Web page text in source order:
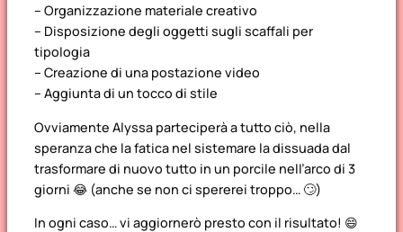
– Organizzazione materiale creativo
– Disposizione degli oggetti sugli scaffali per
tipologia
– Creazione di una postazione video
– Aggiunta di un tocco di stile
Ovviamente Alyssa parteciperà a tutto ciò, nella
speranza che la fatica nel sistemare la dissuada dal
trasformare di nuovo tutto in un porcile nell’arco di 3
giorni 😂 (anche se non ci spererei troppo… 🙄)
In ogni caso… vi aggiornerò presto con il risultato! 😄